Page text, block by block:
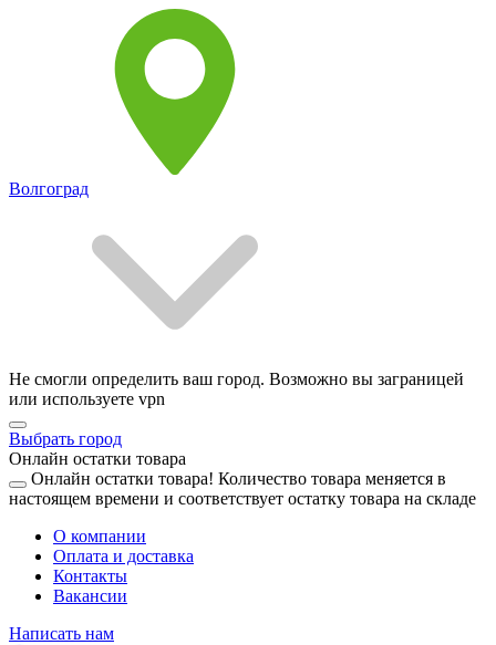
Волгоград
Не смогли определить ваш город. Возможно вы заграницей
или используете vpn
Выбрать город
Онлайн остатки товара
Онлайн остатки товара! Количество товара меняется в
настоящем времени и соответствует остатку товара на складе
О компании
Оплата и доставка
Контакты
Вакансии
Написать нам